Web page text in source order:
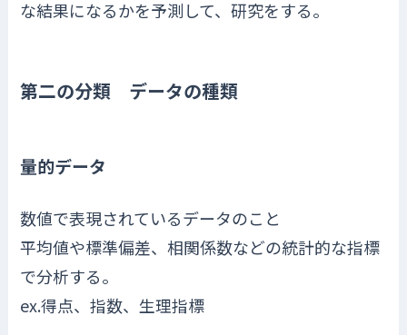
な結果になるかを予測して、研究をする。
第二の分類 データの種類
量的データ
数値で表現されているデータのこと
平均値や標準偏差、相関係数などの統計的な指標
で分析する。
ex.得点、指数、生理指標